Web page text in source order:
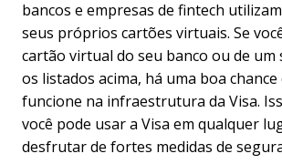
bancos e empresas de fintech
seus próprios cartões virtuais. Se
cartão virtual do seu banco ou de um
os listados acima, há uma boa chance
funcione na infraestrutura da Visa.
você pode usar a Visa em qualquer
desfrutar de fortes medidas de